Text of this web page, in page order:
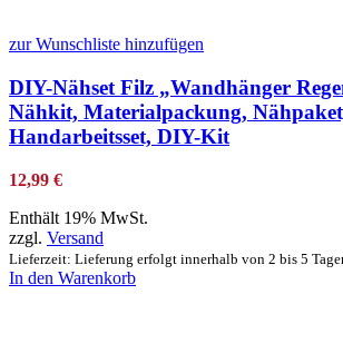
zur Wunschliste hinzufügen
DIY-Nähset Filz „Wandhänger
Nähkit, Materialpackung,
Handarbeitsset, DIY-Kit
12,99 €
Enthält 19% MwSt.
zzgl. Versand
Lieferzeit: Lieferung erfolgt innerhalb von 2 bis 5
In den Warenkorb